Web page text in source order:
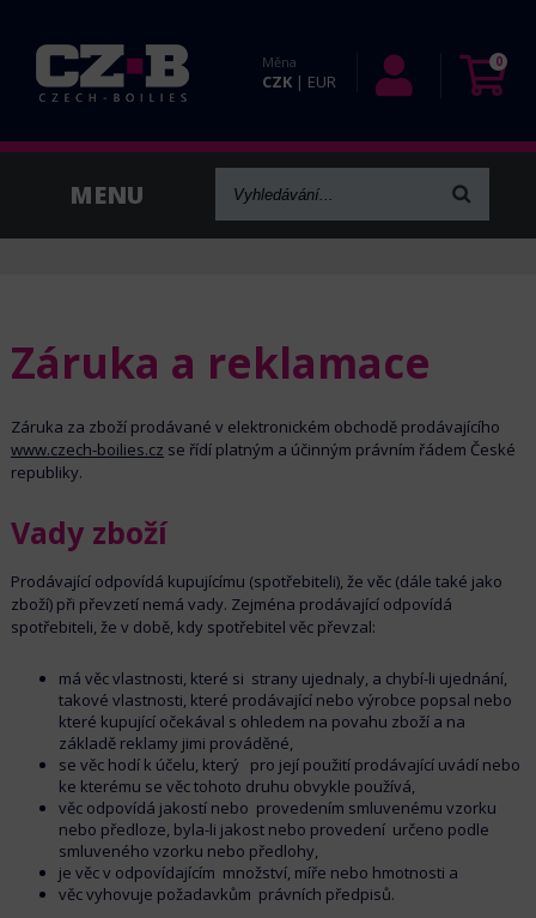
Měna
CZK | EUR
0
Záruka a reklamace
Záruka za zboží prodávané v elektronickém obchodě prodávajícího
www.czech-boilies.cz se řídí platným a účinným právním řádem České
republiky.
Vady zboží
Prodávající odpovídá kupujícímu (spotřebiteli), že věc (dále také jako
zboží) při převzetí nemá vady. Zejména prodávající odpovídá
spotřebiteli, že v době, kdy spotřebitel věc převzal:
má věc vlastnosti, které si strany ujednaly, a chybí-li ujednání,
takové vlastnosti, které prodávající nebo výrobce popsal nebo
které kupující očekával s ohledem na povahu zboží a na
základě reklamy jimi prováděné,
se věc hodí k účelu, který pro její použití prodávající uvádí nebo
ke kterému se věc tohoto druhu obvykle používá,
věc odpovídá jakostí nebo provedením smluvenému vzorku
nebo předloze, byla-li jakost nebo provedení určeno podle
smluveného vzorku nebo předlohy,
je věc v odpovídajícím množství, míře nebo hmotnosti a
věc vyhovuje požadavkům právních předpisů.